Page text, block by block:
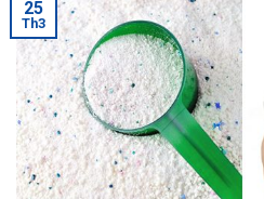
25
Th3